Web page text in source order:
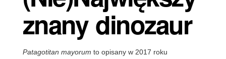
znany dinozaur
Patagotitan mayorum to opisany w 2017 roku